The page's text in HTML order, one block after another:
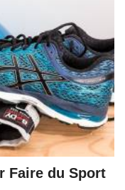
Faire du Sport